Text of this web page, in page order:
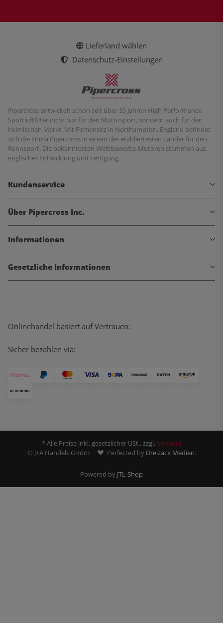
Lieferland wählen
Datenschutz-Einstellungen
Pipercross entwickelt schon seit über 35 Jahren High Performance
Sportluftfilter nicht nur für den Motorsport, sondern auch für den
heimischen Markt. Mit Firmensitz in Northampton, England befindet
sich die Firma Pipercross in einem der etabliertesten Länder für den
Rennsport. Die bekanntesten Wettbewerbs-Motoren stammen aus
englischer Entwicklung und Fertigung.
Kundenservice
Über Pipercross Inc.
Informationen
Gesetzliche Informationen
Onlinehandel basiert auf Vertrauen:
Sicher bezahlen via:
* Alle Preise inkl. gesetzlicher USt., zzgl.Versand
© J+A Handels GmbH
Perfected by Dreizack Medien.
Powered by JTL-Shop